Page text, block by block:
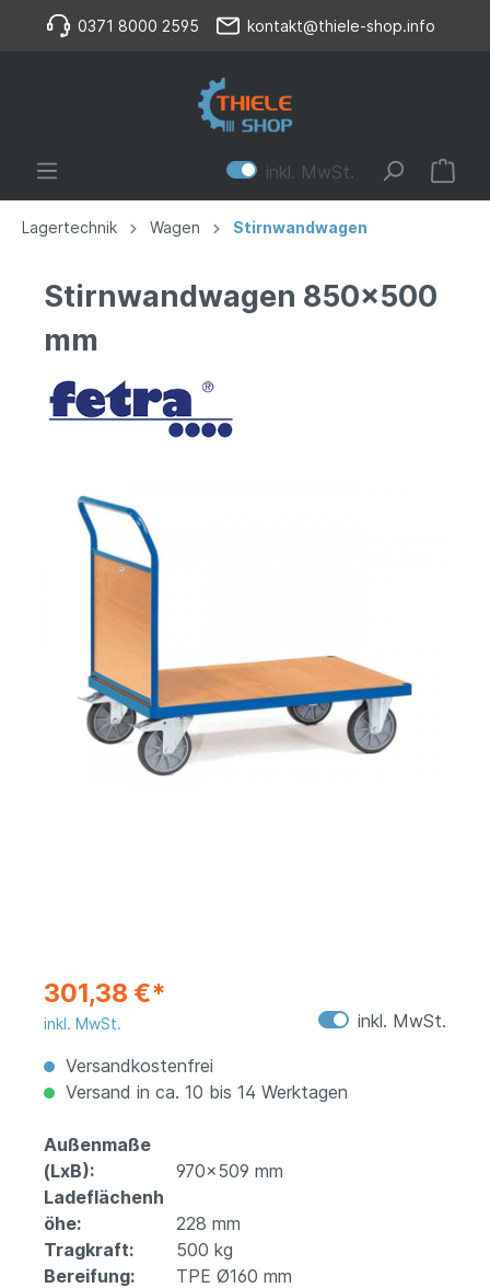
0371 8000 2595 kontakt@thiele-shop.info
inkl. MwSt.
Lagertechnik Wagen Stirnwandwagen
Stirnwandwagen 850x500
mm
301,38 €*
inkl. MwSt.
inkl. MwSt.
Versandkostenfrei
Versand in ca. 10 bis 14 Werktagen
Außenmaße
(LxB):
970x509 mm
Ladeflächenh
öhe:
228 mm
Tragkraft:
500 kg
Bereifung:
TPE Ø160 mm